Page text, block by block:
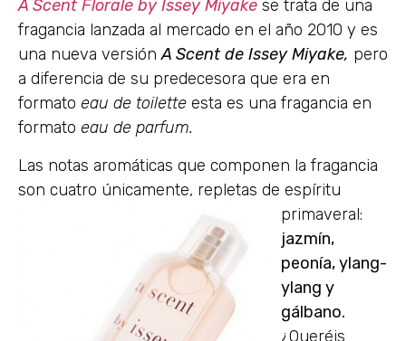
A Scent Florale by Issey Miyake se trata de una
fragancia lanzada al mercado en el año 2010 y es
una nueva versiónA Scent de Issey Miyake, pero
a diferencia de su predecesora que era en
formato eau de toilette esta es una fragancia en
formato eau de parfum.
Las notas aromáticas que componen la fragancia
son cuatro únicamente, repletas de espíritu
primaveral:
jazmín,
peonía, ylang-
ylang y
gálbano.
¿Queréis